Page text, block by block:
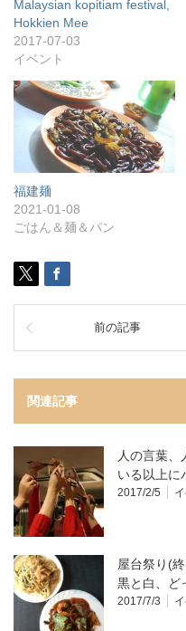
Malaysian kopitiam festival,
Hokkien Mee
2017-07-03
イベント
福建麺
2021-01-08
ごはん＆麺＆パン
前の記事
関連記事
人の言葉、
いる以上
2017/2/5
屋台祭り(
黒と白、ど
2017/7/3